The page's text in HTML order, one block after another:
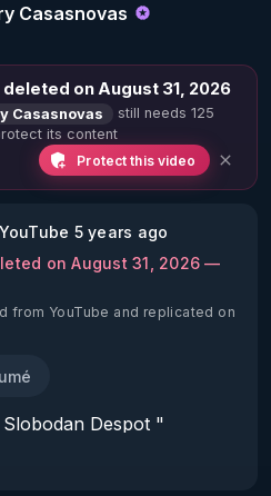
Casasnovas
on August 31, 2026
Casasnovas
still needs 125
its content
Protect this video
5 years ago
on August 31, 2026 —
from YouTube and replicated on
Despot "